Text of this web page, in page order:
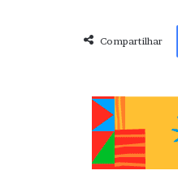
Compartilhar